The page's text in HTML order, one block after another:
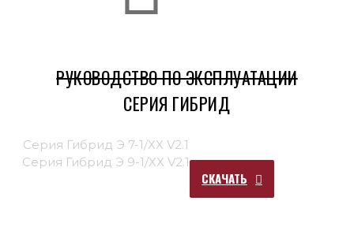
РУКОВОДСТВО ПО ЭКСПЛУАТАЦИИ
СЕРИЯ ГИБРИД
Серия Гибрид Э 7-1/ХХ V2.1
Серия Гибрид Э 9-1/ХХ V2.1
СКАЧАТЬ